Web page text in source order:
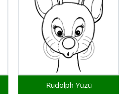
Rudolph Yüzü